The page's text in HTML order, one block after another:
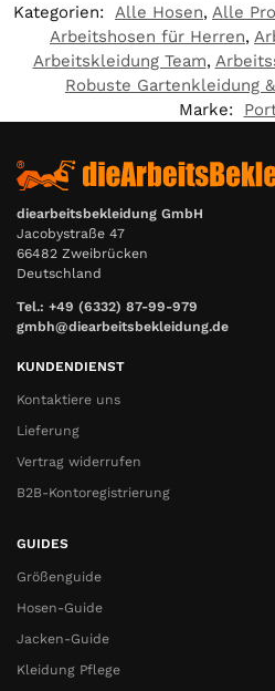
Kategorien: Alle Hosen, Alle
Arbeitshosen für Herren,
Arbeitskleidung Team,
Robuste Gartenkleidung
Marke:
diearbeitsbekleidung GmbH
Jacobystraße 47
66482 Zweibrücken
Deutschland
Tel.: +49 (6332) 87-99-979
gmbh@diearbeitsbekleidung.de
KUNDENDIENST
Kontaktiere uns
Lieferung
Vertrag widerrufen
B2B-Kontoregistrierung
GUIDES
Größenguide
Hosen-Guide
Jacken-Guide
Kleidung Pflege